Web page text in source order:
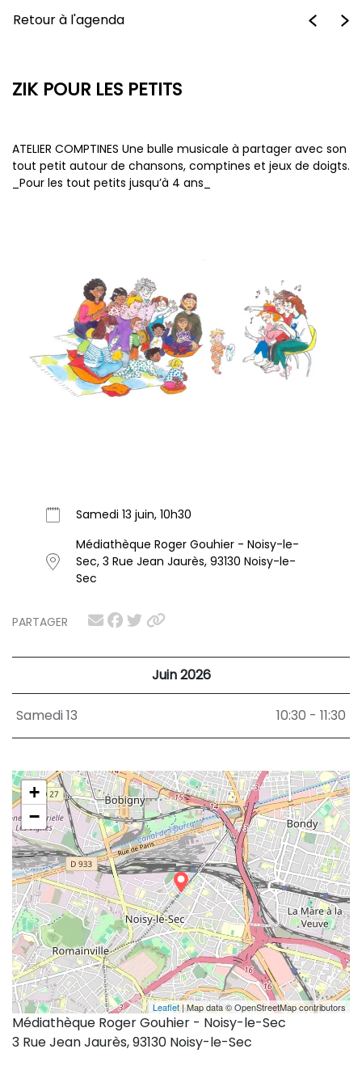
Retour à l'agenda
PARTAGER
Juin 2026
Samedi 13 10:30 - 11:30
+
−
Leaflet | Map data © OpenStreetMap contributors
Médiathèque Roger Gouhier - Noisy-le-Sec
3 Rue Jean Jaurès, 93130 Noisy-le-Sec
ZIK POUR LES PETITS
ATELIER COMPTINES Une bulle musicale à partager avec son
tout petit autour de chansons, comptines et jeux de doigts.
_Pour les tout petits jusqu’à 4 ans_
Samedi 13 juin, 10h30
Médiathèque Roger Gouhier - Noisy-le-
Sec, 3 Rue Jean Jaurès, 93130 Noisy-le-
Sec